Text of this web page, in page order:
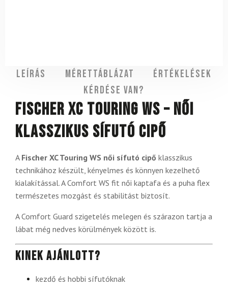
Leírás Mérettáblázat
Értékelések
Kérdése van?
Fischer XC Touring WS – női
klasszikus sífutó cipő
A Fischer XC Touring WS női sífutó cipő klasszikus
technikához készült, kényelmes és könnyen kezelhető
kialakítással. A Comfort WS fit női kaptafa és a puha flex
természetes mozgást és stabilitást biztosít.
A Comfort Guard szigetelés melegen és szárazon tartja a
lábat még nedves körülmények között is.
Kinek ajánlott?
kezdő és hobbi sífutóknak